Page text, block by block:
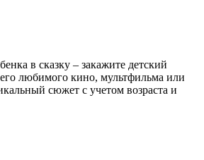
в сказку – закажите детский
любимого кино, мультфильма или
сюжет с учетом возраста и